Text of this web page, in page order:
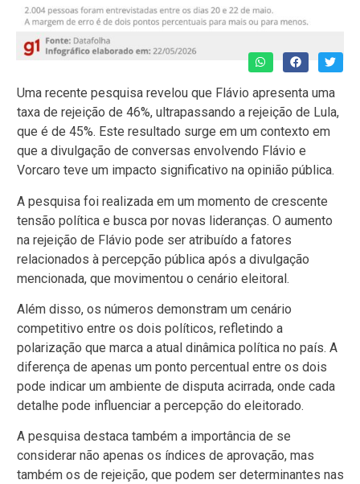
Uma recente pesquisa revelou que Flávio apresenta uma
taxa de rejeição de 46%, ultrapassando a rejeição de Lula,
que é de 45%. Este resultado surge em um contexto em
que a divulgação de conversas envolvendo Flávio e
Vorcaro teve um impacto significativo na opinião pública.
A pesquisa foi realizada em um momento de crescente
tensão política e busca por novas lideranças. O aumento
na rejeição de Flávio pode ser atribuído a fatores
relacionados à percepção pública após a divulgação
mencionada, que movimentou o cenário eleitoral.
Além disso, os números demonstram um cenário
competitivo entre os dois políticos, refletindo a
polarização que marca a atual dinâmica política no país. A
diferença de apenas um ponto percentual entre os dois
pode indicar um ambiente de disputa acirrada, onde cada
detalhe pode influenciar a percepção do eleitorado.
A pesquisa destaca também a importância de se
considerar não apenas os índices de aprovação, mas
também os de rejeição, que podem ser determinantes nas